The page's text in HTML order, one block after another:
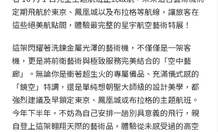
定期飛航於東京、鳳凰城以及布拉格等航線，讓旅客在
這些絕美航點間，體驗最完整的星宇航空藝術特展！
這架閃耀著洗鍊金屬光澤的藝術機，不僅僅是一架客
機，更是將前衛藝術與極致服務完美結合的「空中藝
廊」。無論你是衝著超生火的專屬備品、充滿儀式感的
「鏡空」特調，還是單純想朝聖大師級的設計美學，都
強烈建議及早鎖定東京、鳳凰城或布拉格的主題航班。
今年下半年，不妨為自己安排一趟別具意義的飛行，親
自登上這架翱翔天際的藝術品，體驗從未感受過的高空